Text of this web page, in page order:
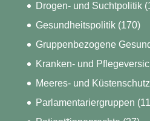
Drogen- und Suchtpolitik
Gesundheitspolitik(170)
Gruppenbezogene
Kranken- und
Meeres- und Küstenschutz
Parlamentariergruppen